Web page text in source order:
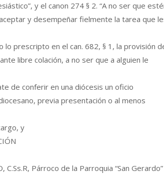
y el canon 274 § 2. “A no ser que
y desempeñar fielmente la tarea que
lo prescripto en el can. 682, § 1, la provisión
libre colación, a no ser que a alguien le
de conferir en una diócesis un oficio
previa presentación o al menos
y
C.Ss.R, Párroco de la Parroquia “San Gerardo”